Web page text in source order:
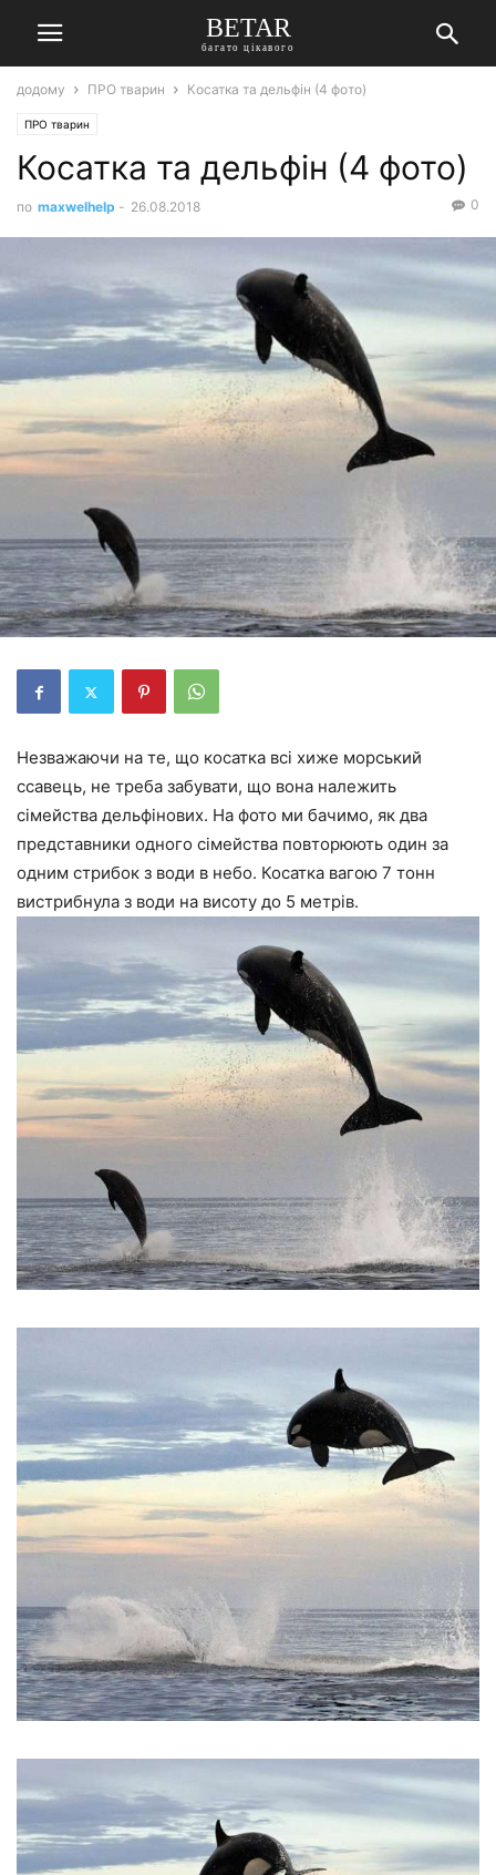
BETAR
багато цікавого
додому ПРО тварин Косатка та дельфін (4 фото)
ПРО тварин
Косатка та дельфін (4 фото)
по maxwelhelp - 26.08.2018 0
Незважаючи на те, що косатка всі хиже морський
ссавець, не треба забувати, що вона належить
сімейства дельфінових. На фото ми бачимо, як два
представники одного сімейства повторюють один за
одним стрибок з води в небо. Косатка вагою 7 тонн
вистрибнула з води на висоту до 5 метрів.